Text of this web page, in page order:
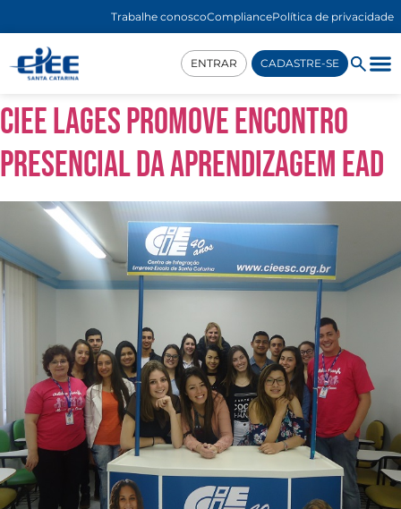
Trabalhe conoscoCompliancePolítica de privacidade
ENTRAR CADASTRE-SE
CIEE Lages promove encontro
presencial da aprendizagem EAD